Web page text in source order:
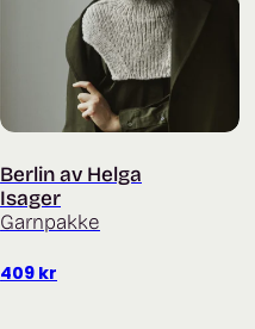
Berlin av Helga
Isager
Garnpakke
409 kr